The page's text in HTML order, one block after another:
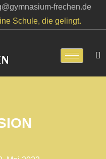
frechen.de
Schule, die gelingt.